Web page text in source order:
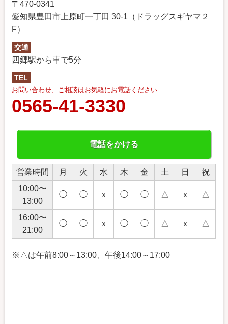
〒470-0341
愛知県豊田市上原町一丁田 30-1（ドラッグスギヤマ２
F）
交通
四郷駅から車で5分
TEL
お問い合わせ、ご相談はお気軽にお電話ください
0565-41-3330
電話をかける
営業時間 月 火 水 木 金 土 日
祝
10:00〜
13:00
◯ ◯ ｘ ◯ ◯ △ ｘ △
16:00〜
21:00
◯ ◯ ｘ ◯ ◯ △ ｘ △
※△は午前8:00～13:00、午後14:00～17:00